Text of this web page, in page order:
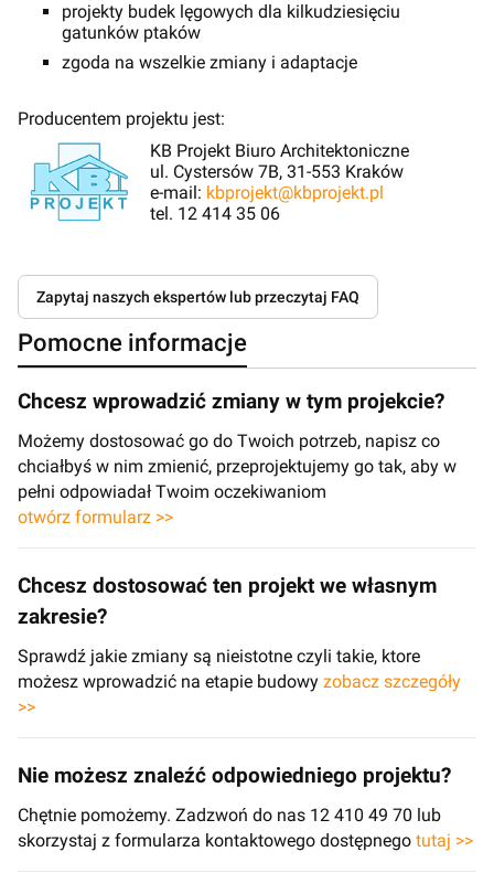
projekty budek lęgowych dla kilkudziesięciu
gatunków ptaków
zgoda na wszelkie zmiany i adaptacje
Producentem projektu jest:
KB Projekt Biuro Architektoniczne
ul. Cystersów 7B, 31-553 Kraków
e-mail: kbprojekt@kbprojekt.pl
tel. 12 414 35 06
Zapytaj naszych ekspertów lub przeczytaj FAQ
Pomocne informacje
Chcesz wprowadzić zmiany w tym projekcie?
Możemy dostosować go do Twoich potrzeb, napisz co
chciałbyś w nim zmienić, przeprojektujemy go tak, aby w
pełni odpowiadał Twoim oczekiwaniom
otwórz formularz >>
Chcesz dostosować ten projekt we własnym
zakresie?
Sprawdź jakie zmiany są nieistotne czyli takie, ktore
możesz wprowadzić na etapie budowy zobacz szczegóły
>>
Nie możesz znaleźć odpowiedniego projektu?
Chętnie pomożemy. Zadzwoń do nas 12 410 49 70 lub
skorzystaj z formularza kontaktowego dostępnego tutaj >>